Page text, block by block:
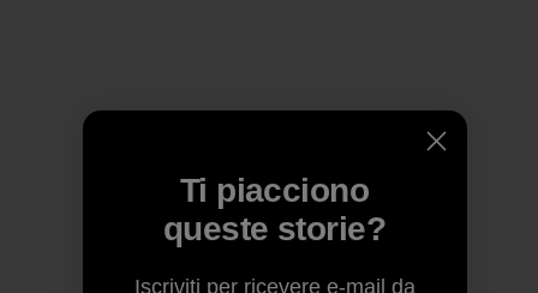
Ti piacciono
queste storie?
Iscriviti per ricevere e-mail da